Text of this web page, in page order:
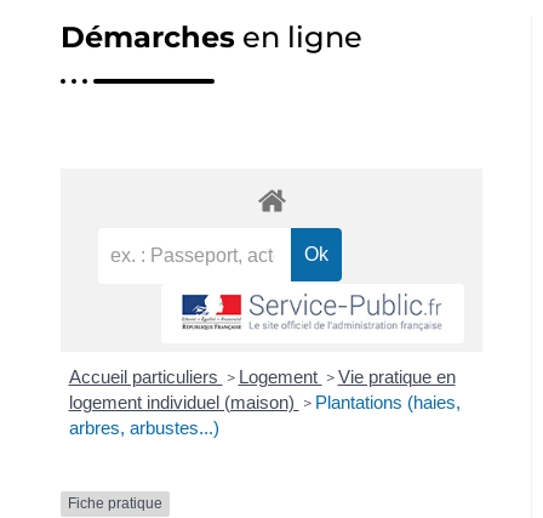
Démarches en ligne
Accueil particuliers > Logement > Vie pratique en
logement individuel (maison) > Plantations (haies,
arbres, arbustes...)
Fiche pratique